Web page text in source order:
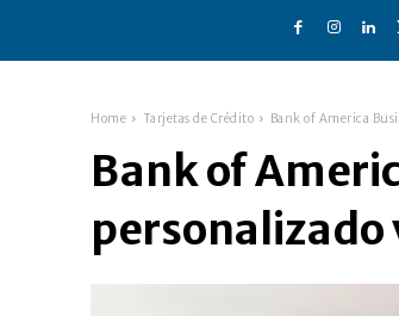
Home Tarjetas de Crédito Bank of America
Bank of
personalizado